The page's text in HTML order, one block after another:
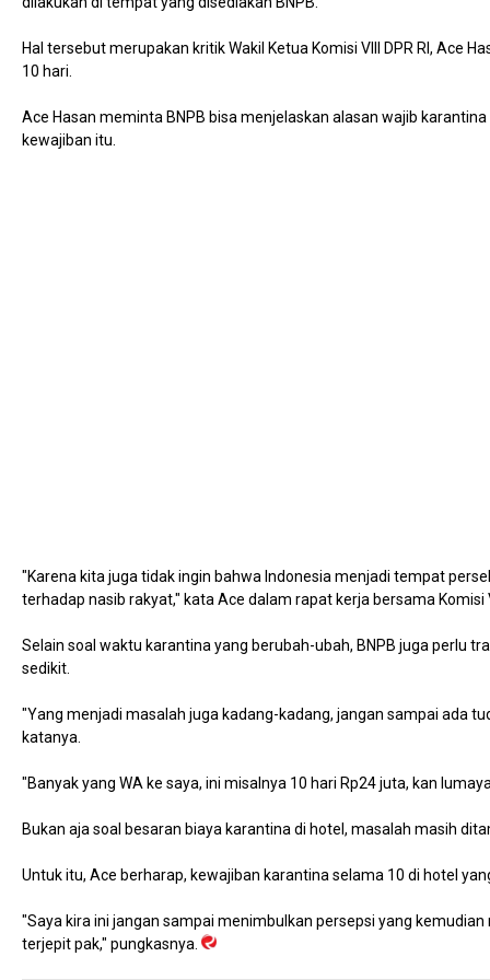
Hal tersebut merupakan kritik Wakil Ketua Komisi VIII DPR RI, Ace
10 hari.
Ace Hasan meminta BNPB bisa menjelaskan alasan wajib
kewajiban itu.
"Karena kita juga tidak ingin bahwa Indonesia menjadi tempat
terhadap nasib rakyat," kata Ace dalam rapat kerja bersama
Selain soal waktu karantina yang berubah-ubah, BNPB juga perlu
sedikit.
"Yang menjadi masalah juga kadang-kadang, jangan sampai ada
katanya.
"Banyak yang WA ke saya, ini misalnya 10 hari Rp24 juta, kan
Bukan aja soal besaran biaya karantina di hotel, masalah masih
Untuk itu, Ace berharap, kewajiban karantina selama 10 di hotel
"Saya kira ini jangan sampai menimbulkan persepsi yang
terjepit pak," pungkasnya.